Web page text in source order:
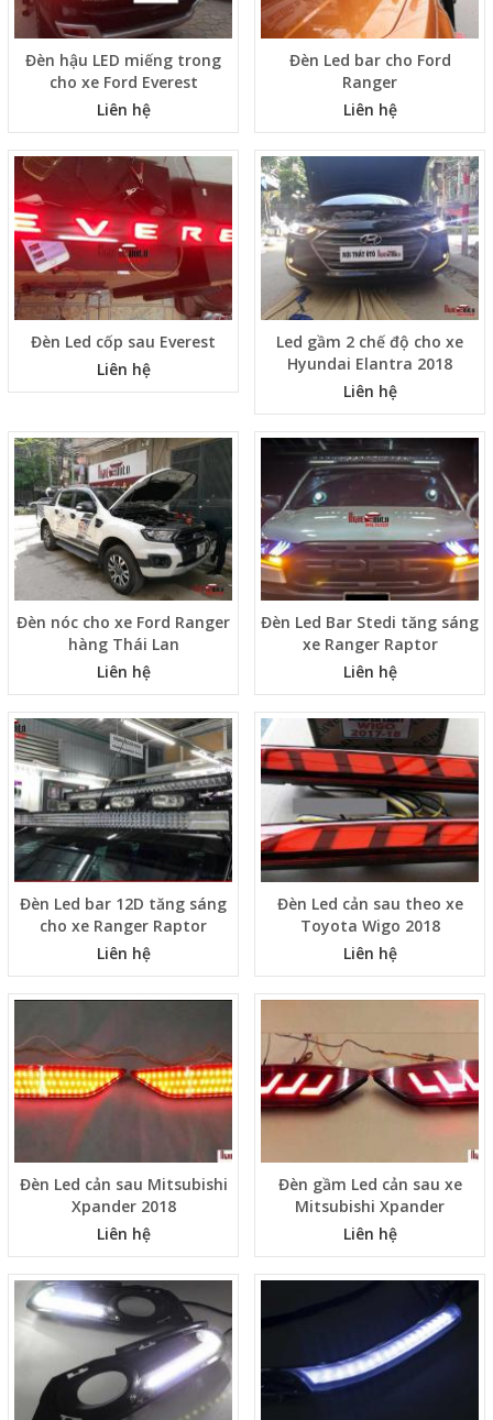
Đèn hậu LED miếng trong
cho xe Ford Everest
Liên hệ
Đèn Led bar cho Ford
Ranger
Liên hệ
Đèn Led cốp sau Everest
Liên hệ
Led gầm 2 chế độ cho xe
Hyundai Elantra 2018
Liên hệ
Đèn nóc cho xe Ford Ranger
hàng Thái Lan
Liên hệ
Đèn Led Bar Stedi tăng sáng
xe Ranger Raptor
Liên hệ
Đèn Led bar 12D tăng sáng
cho xe Ranger Raptor
Liên hệ
Đèn Led cản sau theo xe
Toyota Wigo 2018
Liên hệ
Đèn Led cản sau Mitsubishi
Xpander 2018
Liên hệ
Đèn gầm Led cản sau xe
Mitsubishi Xpander
Liên hệ